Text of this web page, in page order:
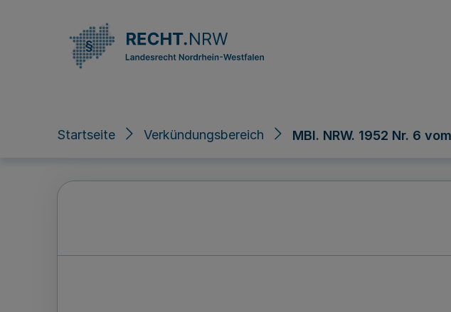
Startseite Verkündungsbereich MBl. NRW. 1952 Nr. 6 vom